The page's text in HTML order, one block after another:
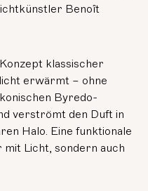
Benoît
klassischer
erwärmt – ohne
Byredo-
verströmt den Duft in
Halo. Eine funktionale
Licht, sondern auch